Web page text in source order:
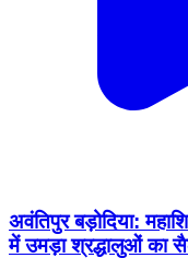
अवंतिपुर बड़ोदिया:
में उमड़ा श्रद्धालुओं का